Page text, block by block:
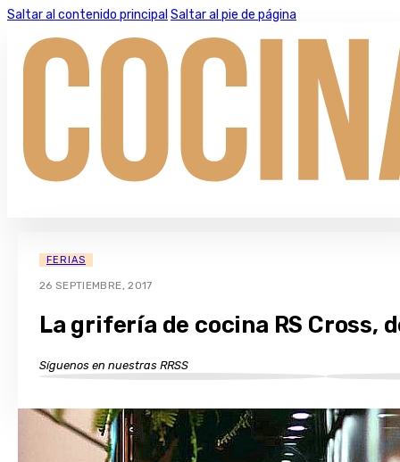
Saltar al contenido principal Saltar al pie de página
FERIAS
26 SEPTIEMBRE, 2017
La grifería de cocina RS Cross,
Síguenos en nuestras RRSS